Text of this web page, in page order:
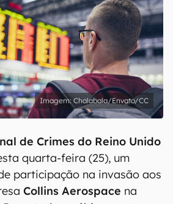
Chalabala/Envato/CC
de Crimes do Reino Unido
quarta-feira (25), um
participação na invasão aos
Collins Aerospace na